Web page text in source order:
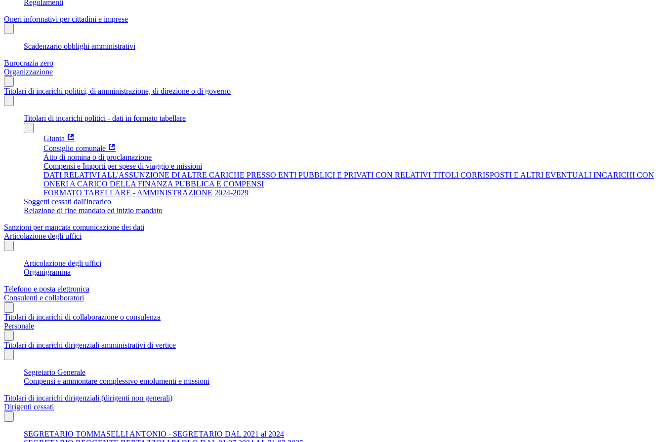
Regolamenti
Oneri informativi per cittadini e imprese
Scadenzario obblighi amministrativi
Burocrazia zero
Organizzazione
Titolari di incarichi politici, di amministrazione, di direzione o di governo
Titolari di incarichi politici - dati in formato tabellare
Giunta
Consiglio comunale
Atto di nomina o di proclamazione
Compensi e Importi per spese di viaggio e missioni
DATI RELATIVI ALL'ASSUNZIONE DI ALTRE CARICHE PRESSO ENTI PUBBLICI E PRIVATI CON RELATIVI TITOLI CORRISPOSTI E ALTRI EVENTUALI INCARICHI CON
ONERI A CARICO DELLA FINANZA PUBBLICA E COMPENSI
FORMATO TABELLARE - AMMINISTRAZIONE 2024-2029
Soggetti cessati dall'incarico
Relazione di fine mandato ed inizio mandato
Sanzioni per mancata comunicazione dei dati
Articolazione degli uffici
Articolazione degli uffici
Organigramma
Telefono e posta elettronica
Consulenti e collaboratori
Titolari di incarichi di collaborazione o consulenza
Personale
Titolari di incarichi dirigenziali amministrativi di vertice
Segretario Generale
Compensi e ammontare complessivo emolumenti e missioni
Titolari di incarichi dirigenziali (dirigenti non generali)
Dirigenti cessati
SEGRETARIO TOMMASELLI ANTONIO - SEGRETARIO DAL 2021 al 2024